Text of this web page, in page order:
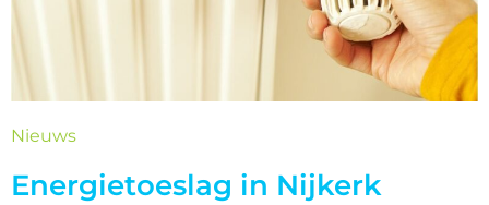
Nieuws
Energietoeslag in Nijkerk